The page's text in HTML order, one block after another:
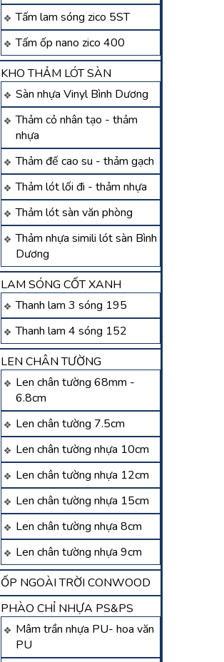
Tấm lam sóng zico 5ST
Tấm ốp nano zico 400
KHO THẢM LÓT SÀN
Sàn nhựa Vinyl Bình Dương
Thảm cỏ nhân tạo - thảm
nhựa
Thảm đế cao su - thảm gạch
Thảm lót lối đi - thảm nhựa
Thảm lót sàn văn phòng
Thảm nhựa simili lót sàn Bình
Dương
LAM SÓNG CỐT XANH
Thanh lam 3 sóng 195
Thanh lam 4 sóng 152
LEN CHÂN TƯỜNG
Len chân tường 68mm -
6.8cm
Len chân tường 7.5cm
Len chân tường nhựa 10cm
Len chân tường nhựa 12cm
Len chân tường nhựa 15cm
Len chân tường nhựa 8cm
Len chân tường nhựa 9cm
ỐP NGOÀI TRỜI CONWOOD
PHÀO CHỈ NHỰA PS&PS
Mâm trần nhựa PU- hoa văn
PU